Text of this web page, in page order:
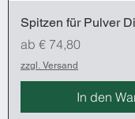
Spitzen für Pulver
ab € 74,80
Sale-Preis
zzgl. Versand
In den